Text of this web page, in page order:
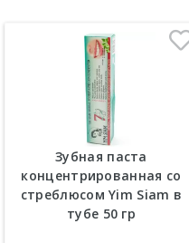
Зубная паста
концентрированная со
стреблюсом Yim Siam в
тубе 50 гр